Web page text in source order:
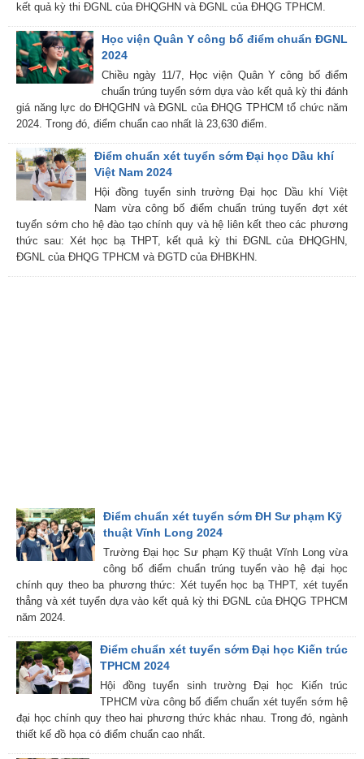
kết quả kỳ thi ĐGNL của ĐHQGHN và ĐGNL của ĐHQG TPHCM.
Học viện Quân Y công bố điểm chuẩn ĐGNL
2024
Chiều ngày 11/7, Học viện Quân Y công bố điểm
chuẩn trúng tuyển sớm dựa vào kết quả kỳ thi đánh
giá năng lực do ĐHQGHN và ĐGNL của ĐHQG TPHCM tổ chức năm
2024. Trong đó, điểm chuẩn cao nhất là 23,630 điểm.
Điểm chuẩn xét tuyển sớm Đại học Dầu khí
Việt Nam 2024
Hội đồng tuyển sinh trường Đại học Dầu khí Việt
Nam vừa công bố điểm chuẩn trúng tuyển đợt xét
tuyển sớm cho hệ đào tạo chính quy và hệ liên kết theo các phương
thức sau: Xét học bạ THPT, kết quả kỳ thi ĐGNL của ĐHQGHN,
ĐGNL của ĐHQG TPHCM và ĐGTD của ĐHBKHN.
Điểm chuẩn xét tuyển sớm ĐH Sư phạm Kỹ
thuật Vĩnh Long 2024
Trường Đại học Sư phạm Kỹ thuật Vĩnh Long vừa
công bố điểm chuẩn trúng tuyển vào hệ đại học
chính quy theo ba phương thức: Xét tuyển học bạ THPT, xét tuyển
thẳng và xét tuyển dựa vào kết quả kỳ thi ĐGNL của ĐHQG TPHCM
năm 2024.
Điểm chuẩn xét tuyển sớm Đại học Kiến trúc
TPHCM 2024
Hội đồng tuyển sinh trường Đại học Kiến trúc
TPHCM vừa công bố điểm chuẩn xét tuyển sớm hệ
đại học chính quy theo hai phương thức khác nhau. Trong đó, ngành
thiết kế đồ họa có điểm chuẩn cao nhất.